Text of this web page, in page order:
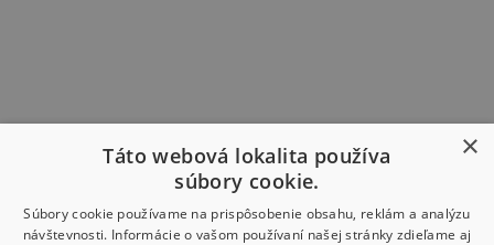
×
Táto webová lokalita používa
súbory cookie.
Súbory cookie používame na prispôsobenie obsahu, reklám a analýzu
návštevnosti. Informácie o vašom používaní našej stránky zdieľame aj